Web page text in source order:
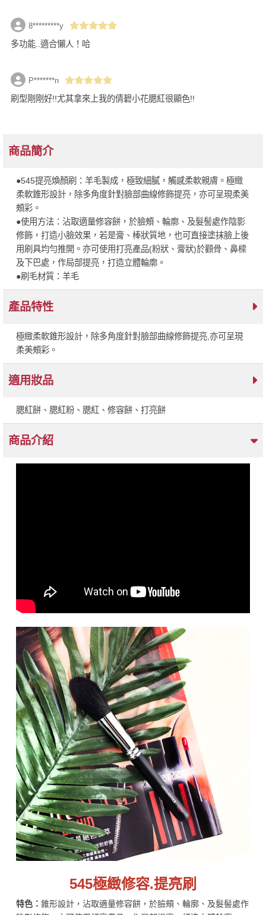
8*********y
多功能..適合懶人！哈
P*******n
刷型剛剛好!!尤其拿來上我的倩碧小花腮紅很顯色!!
商品簡介
●545提亮煥顏刷：羊毛製成，極致細膩，觸感柔軟親膚。極緻
柔軟錐形設計，除多角度針對臉部曲線修飾提亮，亦可呈現柔美
頰彩。
●使用方法：沾取適量修容餅，於臉頰、輪廓、及髮髻處作陰影
修飾，打造小臉效果，若是膏、棒狀質地，也可直接塗抹臉上後
用刷具均勻推開。亦可使用打亮產品(粉狀、膏狀)於顴骨、鼻樑
及下巴處，作局部提亮，打造立體輪廓。
●刷毛材質：羊毛
產品特性
極緻柔軟錐形設計，除多角度針對臉部曲線修飾提亮,亦可呈現
柔美頰彩。
適用妝品
腮紅餅、腮紅粉、腮紅、修容餅、打亮餅
商品介紹
545極緻修容.提亮刷
特色： 錐形設計，沾取適量修容餅，於臉頰、輪廓、及髮髻處作